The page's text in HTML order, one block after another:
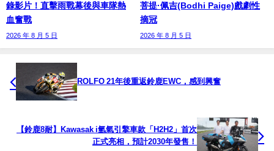
錄影片！直擊雨戰幕後與車隊熱
血奮戰
2026 年 8 月 5 日
菩提·佩吉(Bodhi Paige)戲劇性
摘冠
2026 年 8 月 5 日
ROLFO 21年後重返鈴鹿EWC，感到興奮
【鈴鹿8耐】Kawasak i氫氣引擎車款「H2H2」首次
正式亮相，預計2030年發售！